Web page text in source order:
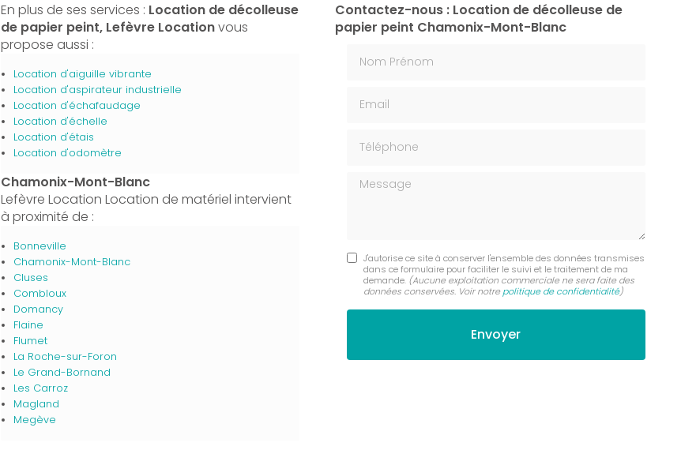
En plus de ses services : Location de décolleuse
de papier peint, Lefèvre Locationvous
propose aussi :
Location d'aiguille vibrante
Location d'aspirateur industrielle
Location d'échafaudage
Location d'échelle
Location d'étais
Location d'odomètre
Chamonix-Mont-Blanc
Lefèvre Location Location de matériel intervient
à proximité de :
Bonneville
Chamonix-Mont-Blanc
Cluses
Combloux
Domancy
Flaine
Flumet
La Roche-sur-Foron
Le Grand-Bornand
Les Carroz
Magland
Megève
Contactez-nous : Location de décolleuse de
papier peint Chamonix-Mont-Blanc
Message
J'autorise ce site à conserver l'ensemble des données transmises
dans ce formulaire pour faciliter le suivi et le traitement de ma
demande. (Aucune exploitation commerciale ne sera faite des
données conservées. Voir notre politique de confidentialité)